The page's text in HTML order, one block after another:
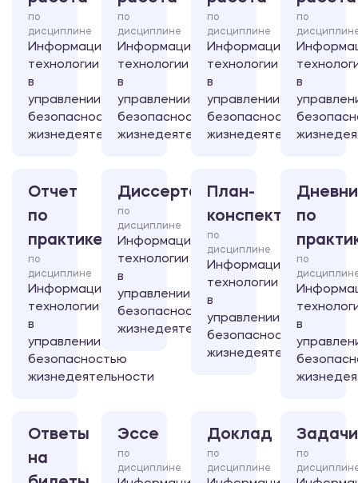
по
дисциплине
Информационные
технологии
в
управлении
безопасностью
жизнедеятельности
по
дисциплине
Информационные
технологии
в
управлении
безопасностью
жизнедеятельности
по
дисциплине
Информационные
технологии
в
управлении
безопасностью
жизнедеятельности
по
в
Отчет
по
практике
по
дисциплине
Информационные
технологии
в
управлении
безопасностью
жизнедеятельности
Диссертация
по
дисциплине
Информационные
технологии
в
управлении
безопасностью
жизнедеятельности
План-
конспект
по
дисциплине
Информационные
технологии
в
управлении
безопасностью
жизнедеятельности
по
по
в
Ответы
на
Эссе
по
дисциплине
Доклад
по
дисциплине
Задачи
по